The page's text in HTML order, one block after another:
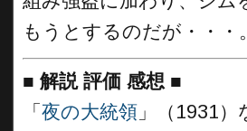
もうとするのだが・・・。
■ 解説 評価 感想 ■
「 夜の大統領 」（1931）